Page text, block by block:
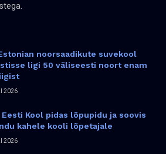
noorsaadikute suvekool
ligi 50 väliseesti noort enam
2026
Kool pidas lõpupidu ja soovis
kahele kooli lõpetajale
2026